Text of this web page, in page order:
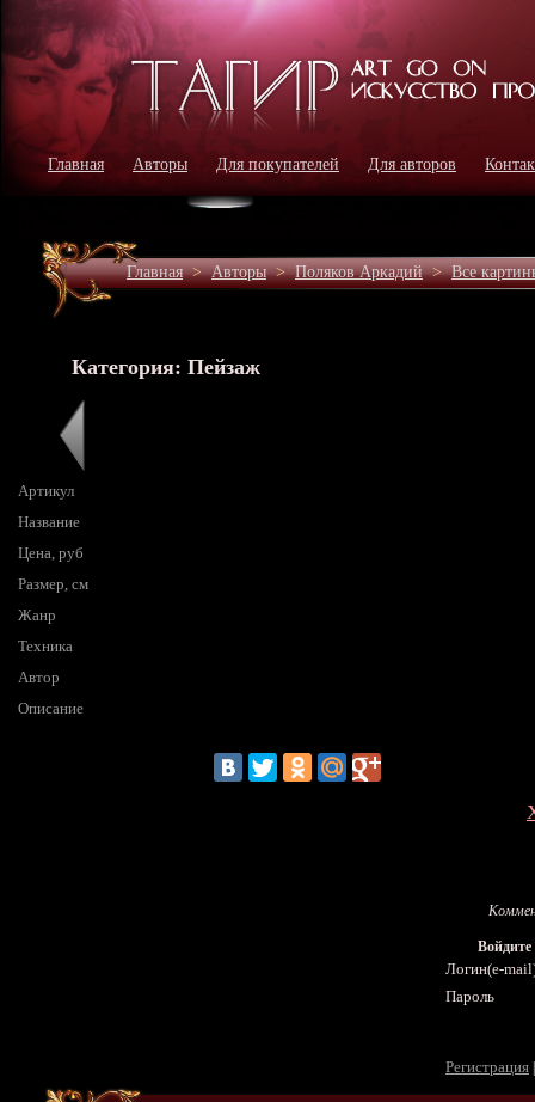
Главная Авторы Для покупателей Для авторов
Главная>Авторы>Поляков Аркадий>Все
Категория: Пейзаж
Артикул
Название
Цена, руб
Размер, см
Жанр
Техника
Автор
Описание
Логин(e-
Пароль
Регистрация